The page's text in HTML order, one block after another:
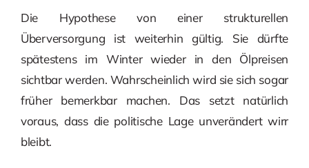
Die Hypothese von einer strukturellen
Überversorgung ist weiterhin gültig. Sie dürfte
spätestens im Winter wieder in den Ölpreisen
sichtbar werden. Wahrscheinlich wird sie sich sogar
früher bemerkbar machen. Das setzt natürlich
voraus, dass die politische Lage unverändert wirr
bleibt.